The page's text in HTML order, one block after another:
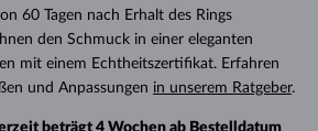
60 Tagen nach Erhalt des Rings
den Schmuck in einer eleganten
mit einem Echtheitszertifikat. Erfahren
und Anpassungen in unserem Ratgeber.
beträgt 4 Wochen ab Bestelldatum